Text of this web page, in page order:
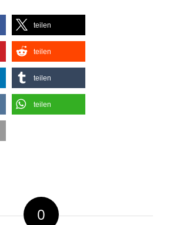
teilen
teilen
teilen
teilen
0